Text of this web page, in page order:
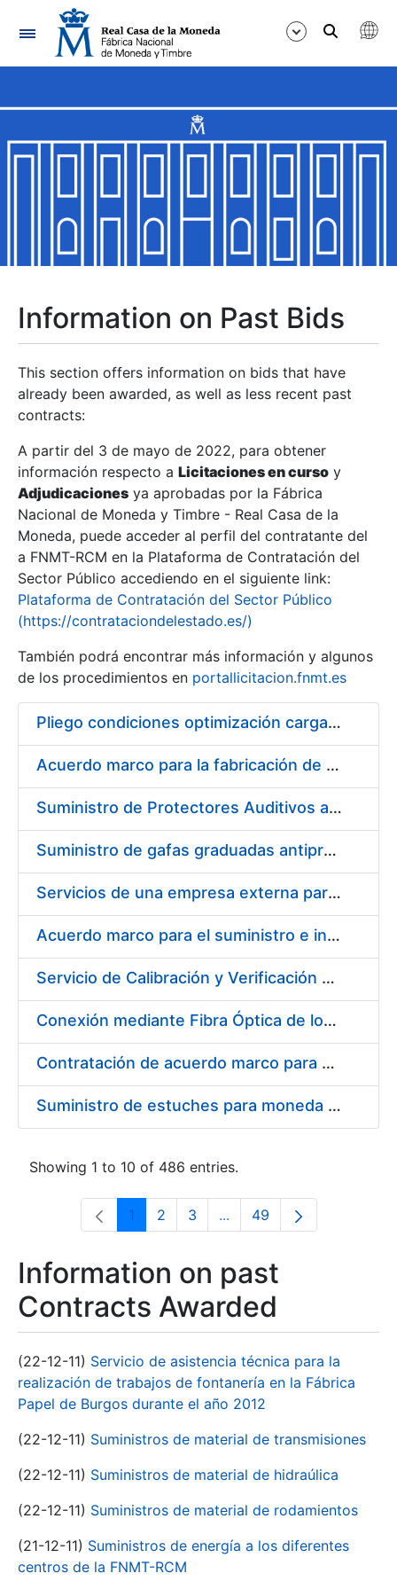
Navigation
Show/Hide
Show/Hide
Show/Hide
Show/Hide
Show/Hide
Show/Hide
Information on Past Bids
This section offers information on bids that have
already been awarded, as well as less recent past
contracts:
A partir del 3 de mayo de 2022, para obtener
información respecto a Licitaciones en curso y
Adjudicaciones ya aprobadas por la Fábrica
Nacional de Moneda y Timbre - Real Casa de la
Moneda, puede acceder al perfil del contratante del
a FNMT-RCM en la Plataforma de Contratación del
Sector Público accediendo en el siguiente link:
Plataforma de Contratación del Sector Público
(https://contrataciondelestado.es/)
También podrá encontrar más información y algunos
de los procedimientos en portallicitacion.fnmt.es
Pliego condiciones optimización cargas compras firmado
Acuerdo marco para la fabricación de piezas
Suministro de Protectores Auditivos a medida para las personas trabajadoras de los Centros de Trabajo de Madrid y Burgos
Suministro de gafas graduadas antiproyecciones para los trabajadores de la FNMT-RCM en los centros de trabajo de Madrid y Burgos
Servicios de una empresa externa para el asesoramiento y resolución de los recursos de alzada que se presentan relacionados con procesos de selección para la FNMT-RCM
Acuerdo marco para el suministro e instalación de persianas, estores y otros complementos
Servicio de Calibración y Verificación Externa de los Equipos de Medición del Servicio de Prevención de la FNMT-RCM
Conexión mediante Fibra Óptica de los Centros de Proceso de Datos (CPDs) de las sedes de la FNMT-RCM de Burgos y Madrid
Contratación de acuerdo marco para el Suministro de Material de Electricidad para la Fábrica Nacional de Moneda y Timbre-Real Casa de la Moneda en su centro de trabajo de Burgos
Suministro de estuches para moneda de 30 €
Showing 1 to 10 of 486 entries.
Page
1 Page
2 Page
3 ...Intermediate Pages Use
Page
49
Information on past
Contracts Awarded
(22-12-11) Servicio de asistencia técnica para la
realización de trabajos de fontanería en la Fábrica
Papel de Burgos durante el año 2012
(22-12-11) Suministros de material de transmisiones
(22-12-11) Suministros de material de hidraúlica
(22-12-11) Suministros de material de rodamientos
(21-12-11) Suministros de energía a los diferentes
centros de la FNMT-RCM